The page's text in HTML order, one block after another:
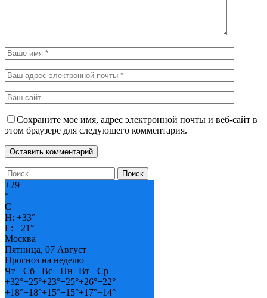
Сохраните мое имя, адрес электронной почты и веб-сайт в
этом браузере для следующего комментария.
+29
°
C
H: +33°
L: +21°
Москва
Пятница, 07 Август
Прогноз на неделю
Чт
Сб Вс Пн Вт
Ср
+32°+25°+23°+25°+26°+22°
+18°+18°+15°+15°+17°+14°